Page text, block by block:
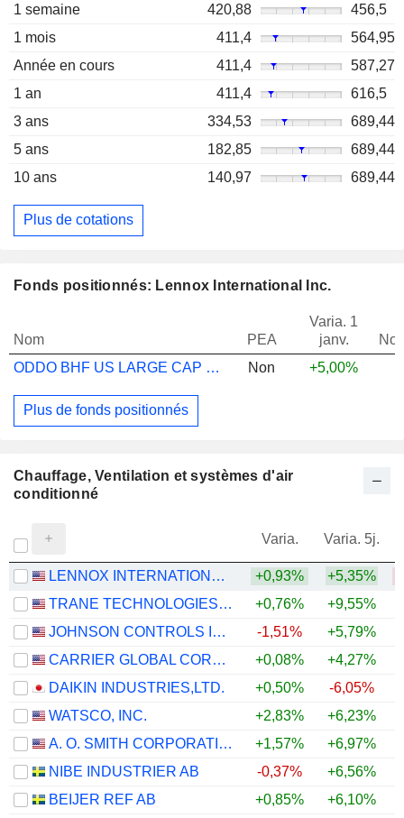
1 semaine 420,88
456,5
1 mois
411,4
564,95
Année en cours
411,4
587,27
1 an
411,4
616,5
3 ans
334,53
689,44
5 ans
182,85
689,44
10 ans
140,97 689,44
Plus de cotations
Fonds positionnés: Lennox International Inc.
Nom PEA
Varia. 1
janv.
ODDO BHF US LARGE CAP CR-EUR
Non +5,00%
Plus de fonds positionnés
Chauffage, Ventilation et systèmes d'air
conditionné
Varia. Varia. 5j.
LENNOX INTERNATIONAL INC. +0,93% +5,35%
TRANE TECHNOLOGIES PLC
+0,76% +9,55%
JOHNSON CONTROLS INTERNATIONAL PLC
-1,51% +5,79%
CARRIER GLOBAL CORPORATION
+0,08% +4,27%
DAIKIN INDUSTRIES,LTD.
+0,50% -6,05%
WATSCO, INC.
+2,83% +6,23%
A. O. SMITH CORPORATION
+1,57% +6,97%
NIBE INDUSTRIER AB
-0,37% +6,56%
BEIJER REF AB
+0,85% +6,10%